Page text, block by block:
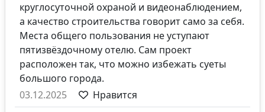
круглосуточной охраной и видеонаблюдением,
а качество строительства говорит само за себя.
Места общего пользования не уступают
пятизвёздочному отелю. Сам проект
расположен так, что можно избежать суеты
большого города.
03.12.2025
Нравится